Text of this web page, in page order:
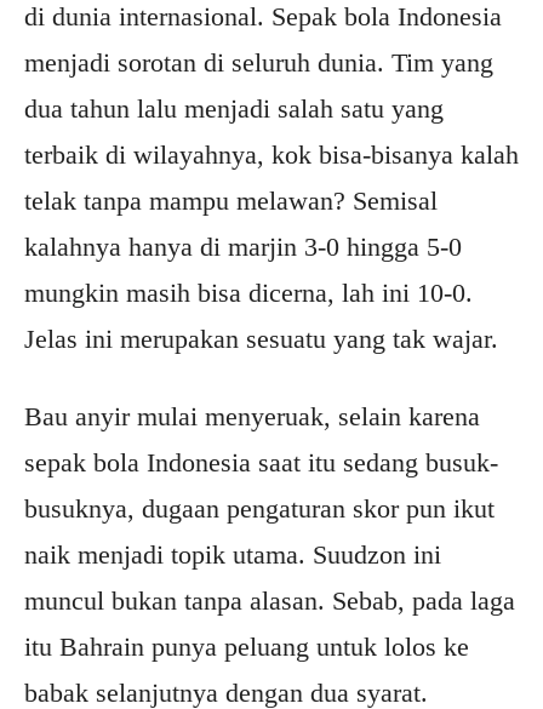
di dunia internasional. Sepak bola Indonesia
menjadi sorotan di seluruh dunia. Tim yang
dua tahun lalu menjadi salah satu yang
terbaik di wilayahnya, kok bisa-bisanya kalah
telak tanpa mampu melawan? Semisal
kalahnya hanya di marjin 3-0 hingga 5-0
mungkin masih bisa dicerna, lah ini 10-0.
Jelas ini merupakan sesuatu yang tak wajar.
Bau anyir mulai menyeruak, selain karena
sepak bola Indonesia saat itu sedang busuk-
busuknya, dugaan pengaturan skor pun ikut
naik menjadi topik utama. Suudzon ini
muncul bukan tanpa alasan. Sebab, pada laga
itu Bahrain punya peluang untuk lolos ke
babak selanjutnya dengan dua syarat.